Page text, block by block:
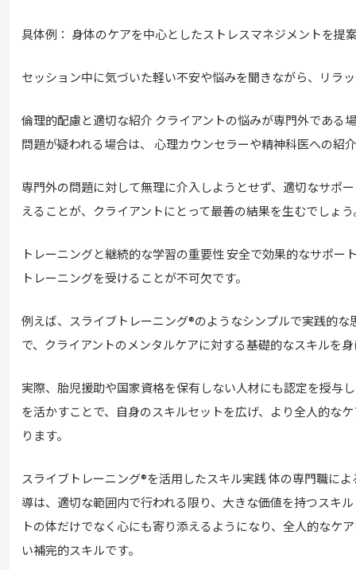
具体例： 身体のケアを中心としたストレスマネジメントを提
セッション中に気づいた軽い不安や悩みを聞きながら、リラ
倫理的配慮と適切な紹介 クライアントの悩みが専門外である
問題が疑われる場合は、 心理カウンセラーや精神科医への紹
専門外の問題に対して無理に介入しようとせず、適切なサポ
えることが、クライアントにとって最善の結果を生むでしょう
トレーニングと継続的な学習の重要性 安全で効果的なサポー
トレーニングを受けることが不可欠です。
例えば、スライブトレーニング®のようなシンプルで実践的な
で、クライアントのメンタルケアに対する基礎的なスキルを
実際、胎児援助や国家資格を保有しない人材にも認定を授与
を活かすことで、自身のスキルセットを広げ、より全人的な
ります。
スライブトレーニング®を活用したスキル実践 体の専門職に
導は、適切な範囲内で行われる限り、大きな価値を持つスキ
トの体だけでなく心にも寄り添えるようになり、全人的なケ
い補完的スキルです。